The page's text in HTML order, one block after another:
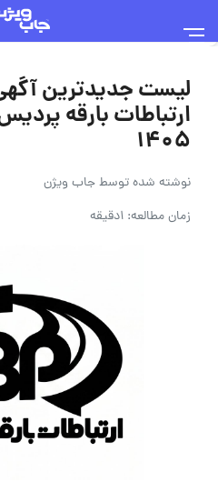
لیست جدیدترین
۱۴۰۵
نوشته شده توسطجاب ویژن
زمان مطالعه: 1دقیقه